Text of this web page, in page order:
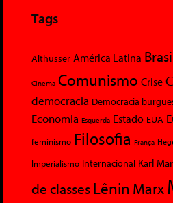
Tags
Althusser América Latina
Cinema Comunismo Crise
democracia Democracia
Economia Esquerda Estado EUA
feminismo Filosofia França
Imperialismo Internacional Karl
de classesLênin Marx